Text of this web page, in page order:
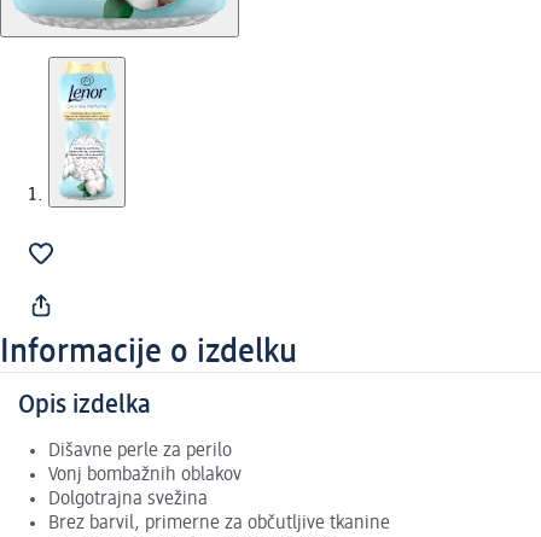
Informacije o izdelku
Opis izdelka
Dišavne perle za perilo
Vonj bombažnih oblakov
Dolgotrajna svežina
Brez barvil, primerne za občutljive tkanine